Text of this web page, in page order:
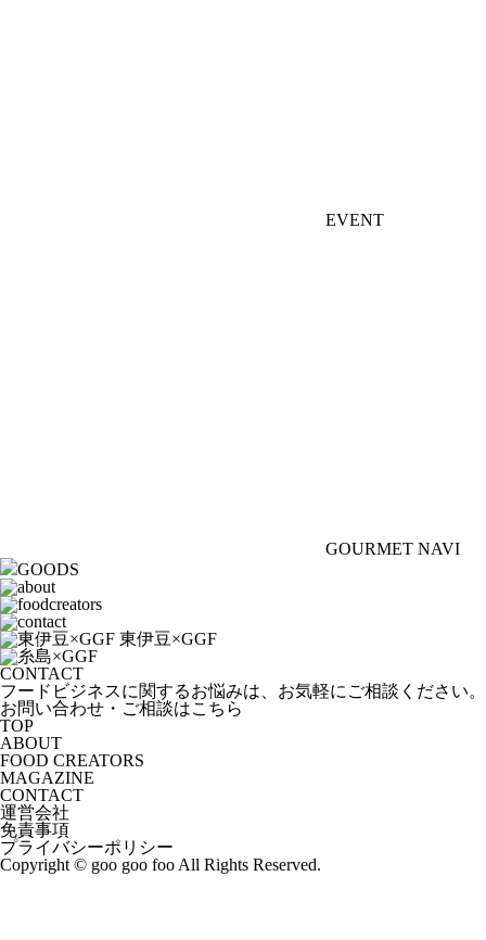
EVENT
GOURMET NAVI
GOODS
CONTACT
フードビジネスに関するお悩みは、お気軽にご相談ください。
お問い合わせ・ご相談はこちら
TOP
ABOUT
FOOD CREATORS
MAGAZINE
CONTACT
運営会社
免責事項
プライバシーポリシー
Copyright © goo goo foo All Rights Reserved.